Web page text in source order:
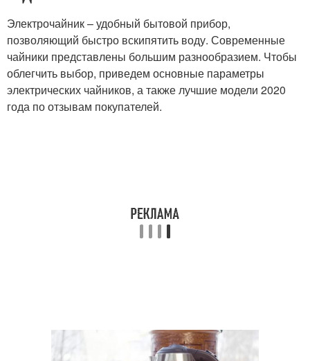
Электрочайник – удобный бытовой прибор,
позволяющий быстро вскипятить воду. Современные
чайники представлены большим разнообразием. Чтобы
облегчить выбор, приведем основные параметры
электрических чайников, а также лучшие модели 2020
года по отзывам покупателей.